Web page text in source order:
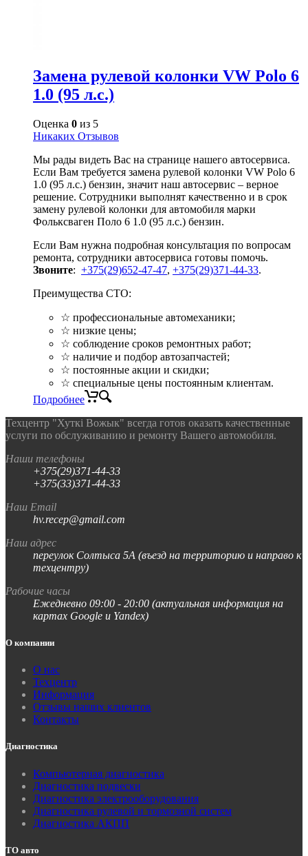
Замена рулевой колонки VW Polo 6
1.0 (95 л.с.)
Оценка 0 из 5
Никаких Отзывов
Мы рады видеть Вас на странице нашего автосервиса.
Если Вам требуется замена рулевой колонки VW Polo 6
1.0 (95 л.с.) бензин, значит наш автосервис – верное
решение. Сотрудники выполнят качественно и в срок
замену рулевой колонки для автомобиля марки
Фольксваген Поло 6 1.0 (95 л.с.) бензин.
Если Вам нужна подробная консультация по вопросам
ремонта, сотрудники автосервиса готовы помочь.
Звоните: +375(29)652-47-47, +375(29)371-44-33.
Преимущества СТО:
☆ профессиональные автомеханики;
☆ низкие цены;
☆ соблюдение сроков ремонтных работ;
☆ наличие и подбор автозапчастей;
☆ постоянные акции и скидки;
☆ специальные цены постоянным клиентам.
Подробнее
Техцентр "Хуткi Вожык" всегда готов оказать качественные
услуги по обслуживанию и ремонту Вашего автомобиля.
Наши телефоны
+375(29)371-44-33
+375(33)371-44-33
Наш Email
hv.recep@gmail.com
Наш адрес
переулок Солтыса 5А (въезд на территорию и направо к
техцентру)
Рабочие часы
Ежедневно 09:00 - 20:00 (актуальная информация на
картах Google и Yandex)
О компании
О нас
Техцентр
Информация
Отзывы наших клиентов
Контакты
Диагностика
Компьютерная диагностика
Диагностика подвески
Диагностика электрооборудования
Диагностика рулевой и тормозной систем
Диагностика АКПП
ТО авто